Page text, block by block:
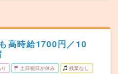
高時給1700円／10
土日祝日が休み 残業なし